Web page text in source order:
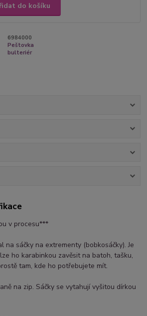
do košíku
6984000
Peštovka
bulteriér
v procesu***
na sáčky na extrementy (bobkosáčky). Je
ho karabinkou zavěsit na batoh, tašku,
tam, kde ho potřebujete mít.
na zip. Sáčky se vytahují vyšitou dírkou